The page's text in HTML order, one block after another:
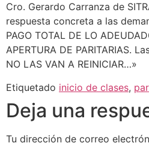
Cro. Gerardo Carranza de
respuesta concreta a las
PAGO TOTAL DE LO
APERTURA DE PARITARIAS.
NO LAS VAN A REINICIAR…»
Etiquetado inicio de clases,
Deja una
Tu dirección de correo